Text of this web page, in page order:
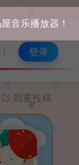
关于我们
登录
我要投稿